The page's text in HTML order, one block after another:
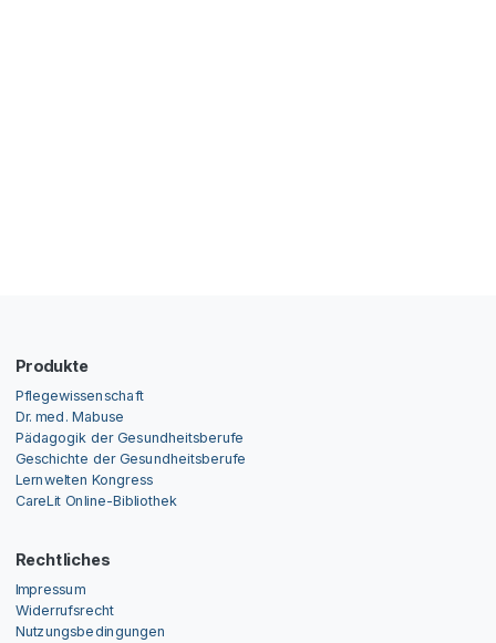
Produkte
Pflegewissenschaft
Dr. med. Mabuse
Pädagogik der Gesundheitsberufe
Geschichte der Gesundheitsberufe
Lernwelten Kongress
CareLit Online-Bibliothek
Rechtliches
Impressum
Widerrufsrecht
Nutzungsbedingungen